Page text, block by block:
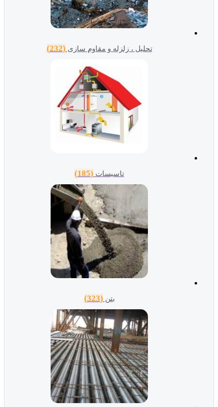
تحلیل ، زلزله و مقاوم سازی(232)
تاسیسات(185)
(323)